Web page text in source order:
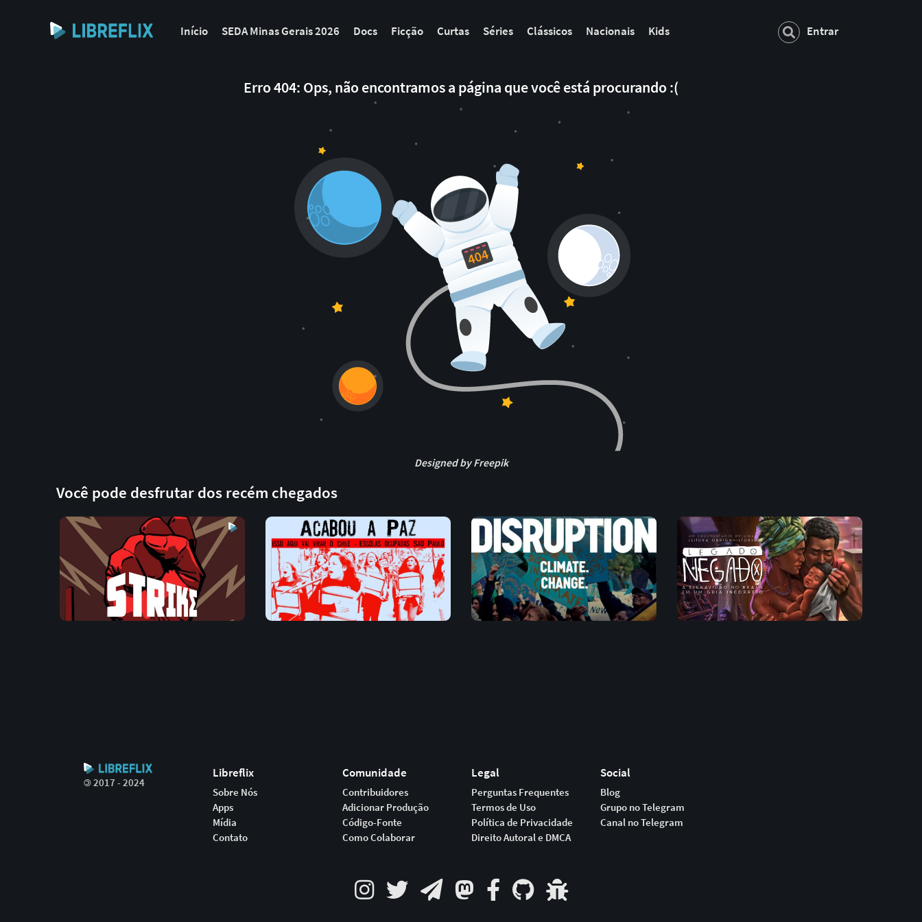
Início SEDA Minas Gerais 2026 Docs Ficção Curtas Séries Clássicos Nacionais Kids Entrar
Erro 404: Ops, não encontramos a página que você está procurando :(
Designed by Freepik
Você pode desfrutar dos recém chegados
©2017 - 2024
Libreflix
Sobre Nós
Apps
Mídia
Contato
Comunidade
Contribuidores
Adicionar Produção
Código-Fonte
Como Colaborar
Legal
Perguntas Frequentes
Termos de Uso
Política de Privacidade
Direito Autoral e DMCA
Social
Blog
Grupo no Telegram
Canal no Telegram